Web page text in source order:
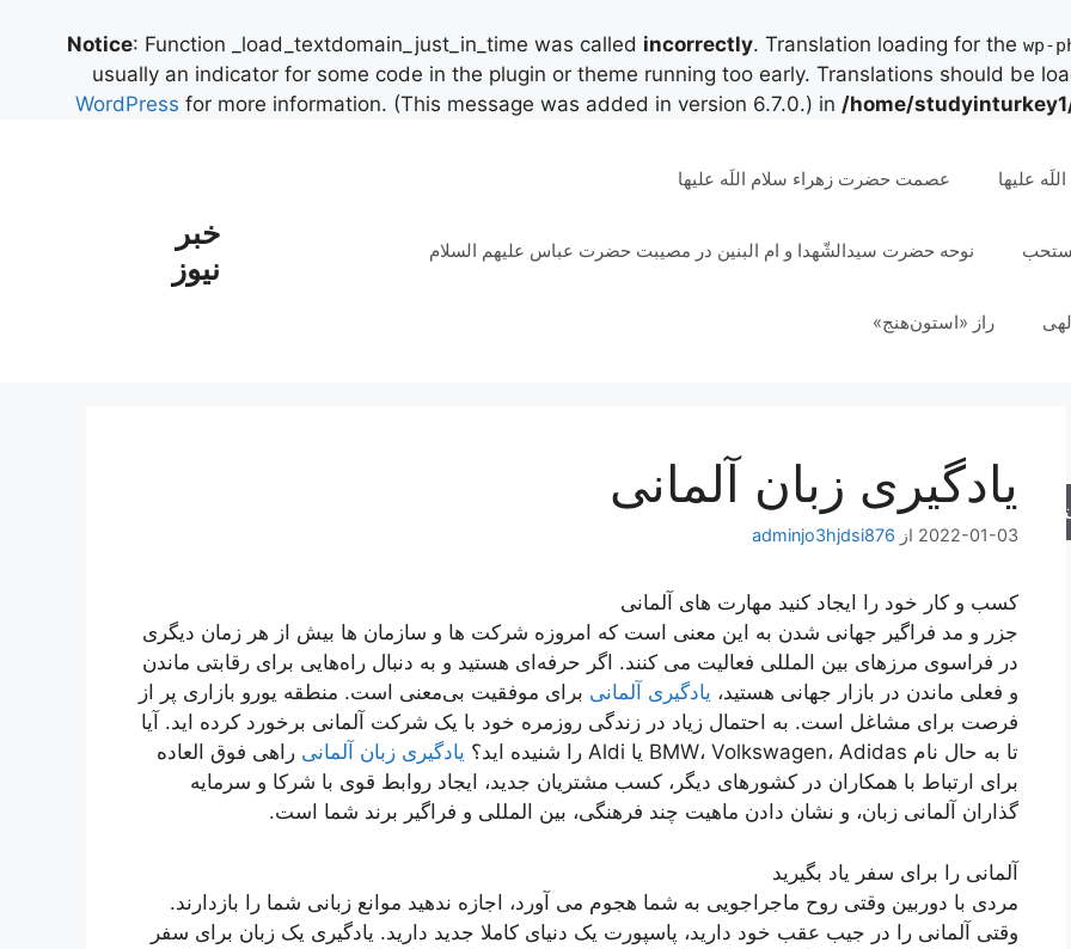
Notice: Function _load_textdomain_just_in_time was called incorrectly. Translation loading for the wp-
usually an indicator for some code in the plugin or theme running too early. Translations should be
WordPress for more information. (This message was added in version 6.7.0.) in /home/
خبر
نیوز
علیها عصمت حضرت زهراء سلام اللَه علیها
نوحه حضرت سیدالشّهدا و ام البنین در مصیبت حضرت عباس علیهم السلام
راز «استون‌هنج»
یادگیری زبان آلمانی
2022-01-03 از adminjo3hjdsi876
کسب و کار خود را ایجاد کنید مهارت های آلمانی
جزر و مد فراگیر جهانی شدن به این معنی است که امروزه شرکت ها و سازمان ها بیش از هر زمان دیگری
در فراسوی مرزهای بین المللی فعالیت می کنند. اگر حرفه‌ای هستید و به دنبال راه‌هایی برای رقابتی ماندن
و فعلی ماندن در بازار جهانی هستید، یادگیری آلمانی برای موفقیت بی‌معنی است. منطقه یورو بازاری پر از
فرصت برای مشاغل است. به احتمال زیاد در زندگی روزمره خود با یک شرکت آلمانی برخورد کرده اید. آیا
تا به حال نام BMW، Volkswagen، Adidas یا Aldi را شنیده اید؟
یادگیری زبان آلمانی راهی فوق العاده
برای ارتباط با همکاران در کشورهای دیگر، کسب مشتریان جدید، ایجاد روابط قوی با شرکا و سرمایه
گذاران آلمانی زبان، و نشان دادن ماهیت چند فرهنگی، بین المللی و فراگیر برند شما است.
آلمانی را برای سفر یاد بگیرید
مردی با دوربین وقتی روح ماجراجویی به شما هجوم می آورد، اجازه ندهید موانع زبانی شما را بازدارند.
وقتی آلمانی را در جیب عقب خود دارید، پاسپورت یک دنیای کاملا جدید دارید. یادگیری یک زبان برای سفر